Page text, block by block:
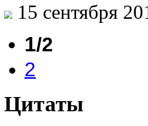
15 сентября
1/2
2
Цитаты